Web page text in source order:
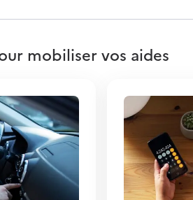
mobiliser vos aides